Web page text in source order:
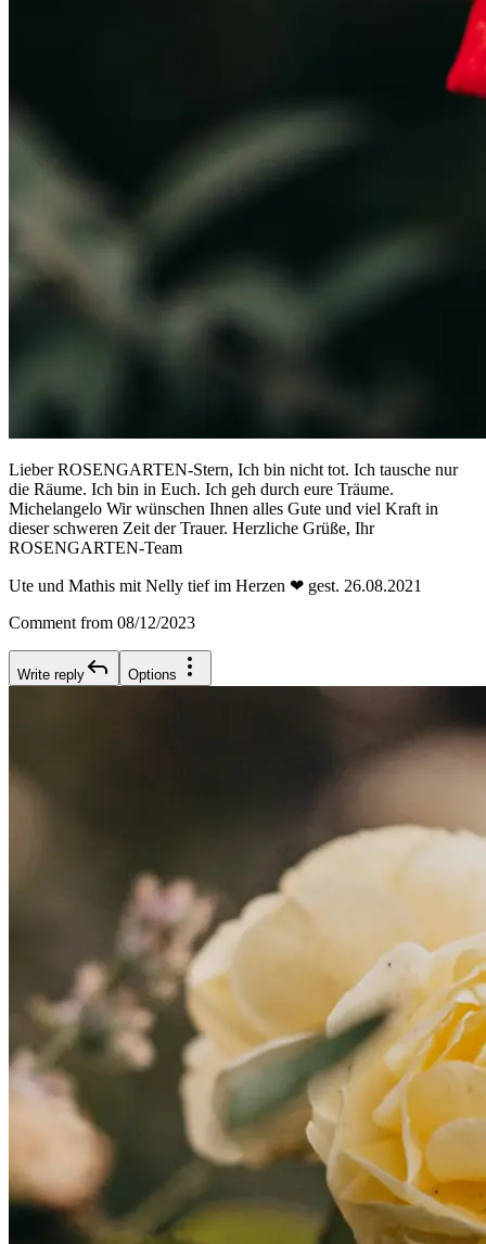
Lieber ROSENGARTEN-Stern, Ich bin nicht tot. Ich tausche nur
die Räume. Ich bin in Euch. Ich geh durch eure Träume.
Michelangelo Wir wünschen Ihnen alles Gute und viel Kraft in
dieser schweren Zeit der Trauer. Herzliche Grüße, Ihr
ROSENGARTEN-Team
Ute und Mathis mit Nelly tief im Herzen ❤ gest. 26.08.2021
Comment from 08/12/2023
Write reply Options